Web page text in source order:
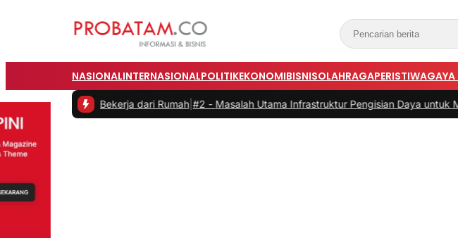
NASIONALINTERNASIONALPOLITIKEKONOMIBISNISOLAHRAGAPERISTIWAGAYA
saat Bekerja dari Rumah|#2 -Masalah Utama Infrastruktur Pengisian Daya untuk Mobil